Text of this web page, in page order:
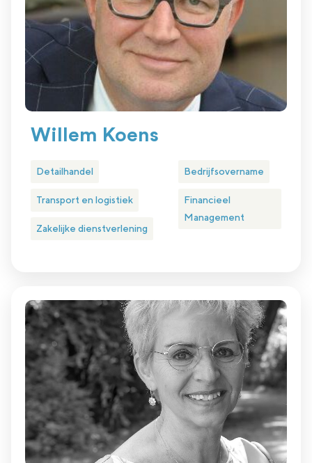
Willem Koens
Detailhandel
Transport en logistiek
Zakelijke dienstverlening
Bedrijfsovername
Financieel
Management